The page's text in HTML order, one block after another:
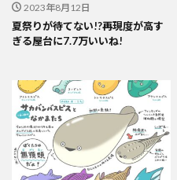
2023年8月12日
夏祭りが待てない!?再現度が高す
ぎる屋台に7.7万いいね!